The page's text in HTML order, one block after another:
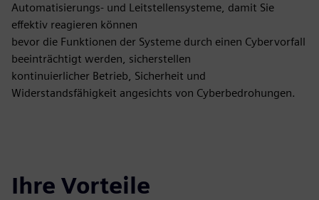
Automatisierungs- und Leitstellensysteme, damit Sie
effektiv reagieren können
bevor die Funktionen der Systeme durch einen Cybervorfall
beeinträchtigt werden, sicherstellen
kontinuierlicher Betrieb, Sicherheit und
Widerstandsfähigkeit angesichts von Cyberbedrohungen.
Ihre Vorteile